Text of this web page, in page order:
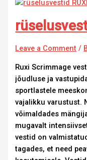
Leave a Comment /
Ruxi Scrimmage
jõudluse ja
sportlastele
vajalikku varustust.
võimaldades
mugavalt
vestid on
tagades, et need